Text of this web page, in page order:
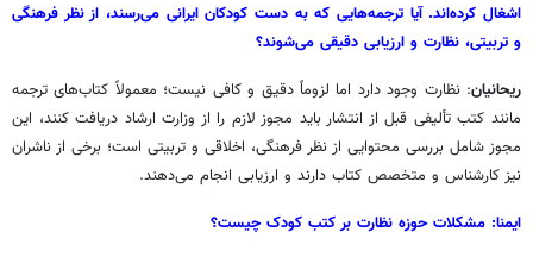
اشغال کرده‌اند. آیا ترجمه‌هایی که به دست کودکان ایرانی می‌رسند، از نظر فرهنگی
و تربیتی، نظارت و ارزیابی دقیقی می‌شوند؟
ریحانیان: نظارت وجود دارد اما لزوماً دقیق و کافی نیست؛ معمولاً کتاب‌های ترجمه
مانند کتب تألیفی قبل از انتشار باید مجوز لازم را از وزارت ارشاد دریافت کنند، این
مجوز شامل بررسی محتوایی از نظر فرهنگی، اخلاقی و تربیتی است؛ برخی از ناشران
نیز کارشناس و متخصص کتاب دارند و ارزیابی انجام می‌دهند.
ایمنا: مشکلات حوزه نظارت بر کتب کودک چیست؟